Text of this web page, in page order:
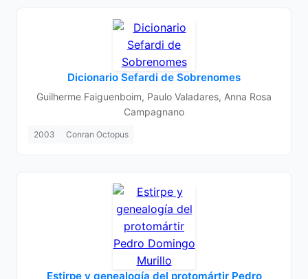
Dicionario Sefardi de Sobrenomes
Guilherme Faiguenboim, Paulo Valadares, Anna Rosa
Campagnano
2003 Conran Octopus
Estirpe y genealogía del protomártir Pedro